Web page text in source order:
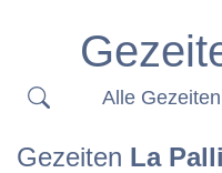
Alle
Gezeiten La